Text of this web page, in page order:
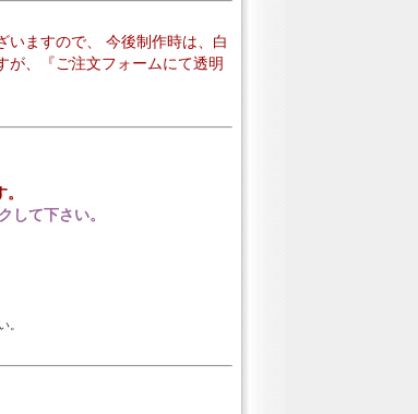
いますので、 今後制作時は、白
、『ご注文フォームにて透明
して下さい。
。